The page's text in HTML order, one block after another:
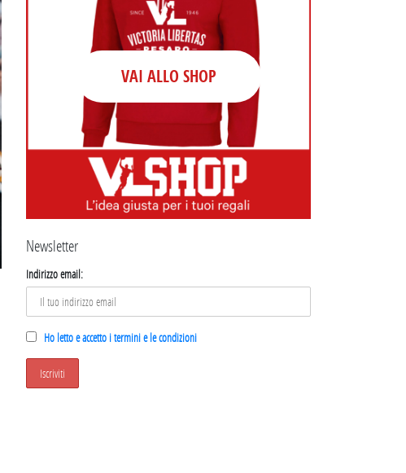
VAI ALLO SHOP
Newsletter
Indirizzo email:
Ho letto e accetto i termini e le condizioni